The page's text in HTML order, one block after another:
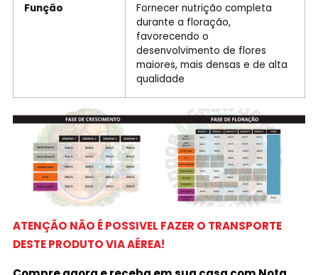
Função
Fornecer nutrição completa
durante a floração,
favorecendo o
desenvolvimento de flores
maiores, mais densas e de alta
qualidade
ATENÇÃO NÃO É POSSIVEL FAZER O TRANSPORTE
DESTE PRODUTO VIA AÉREA!